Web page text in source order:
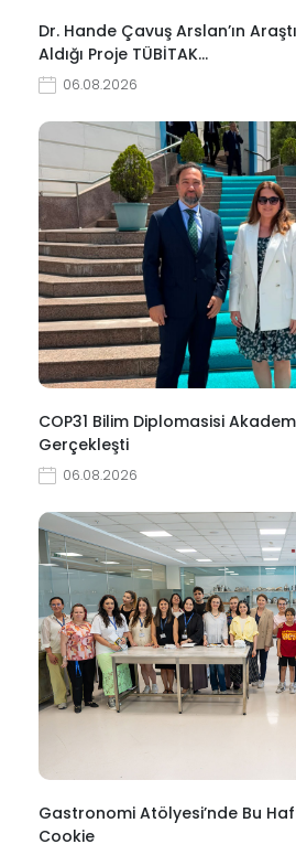
Dr. Hande Çavuş Arslan’ın
Aldığı Proje TÜBİTAK…
06.08.2026
COP31 Bilim Diplomasisi
Gerçekleşti
06.08.2026
Gastronomi Atölyesi’nde Bu
Cookie